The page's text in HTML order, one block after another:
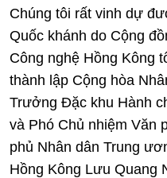
Chúng tôi rất vinh dự
Quốc khánh do Cộng
Công nghệ Hồng Kông
thành lập Cộng hòa
Trưởng Đặc khu Hành
và Phó Chủ nhiệm Văn
phủ Nhân dân Trung
Hồng Kông Lưu Quang